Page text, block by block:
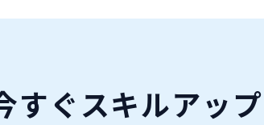
すぐスキルアップ